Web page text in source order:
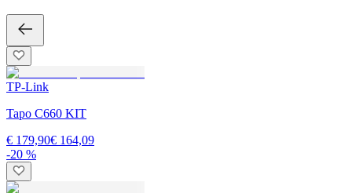
TP-Link
Tapo C660 KIT
€ 179,90€ 164,09
-20 %